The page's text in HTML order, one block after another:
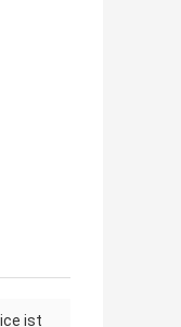
ist